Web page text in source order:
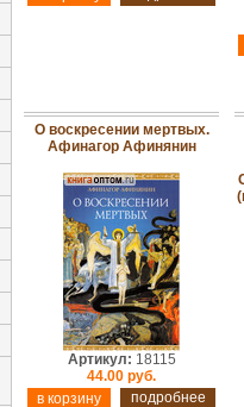
О воскресении мертвых.
Афинагор Афинянин
Артикул: 18115
44.00 руб.
подробнее